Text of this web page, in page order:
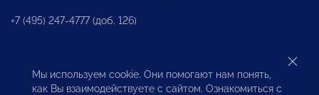
+7 (495) 247-4777 (доб. 126)
Business and Investment Rights Protection
Department
Мы используем cookie. Они помогают нам понять,
как Вы взаимодействуете с сайтом. Ознакомиться с